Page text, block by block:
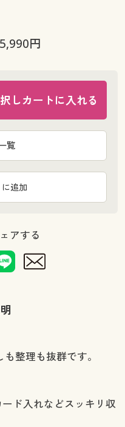
円
しカートに入れる
追加
覧
アする
整理も抜群です。
ド入れなどスッキリ収